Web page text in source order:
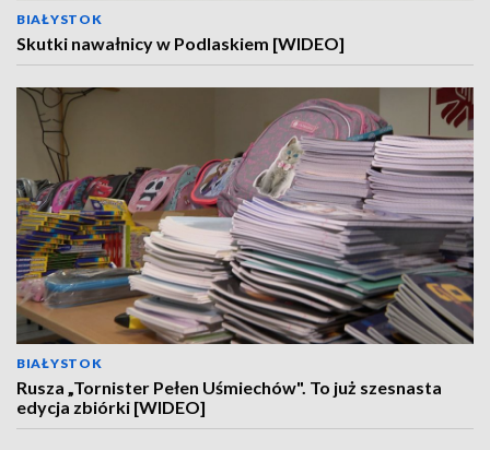
BIAŁYSTOK
Skutki nawałnicy w Podlaskiem [WIDEO]
BIAŁYSTOK
Rusza „Tornister Pełen Uśmiechów". To już szesnasta
edycja zbiórki [WIDEO]